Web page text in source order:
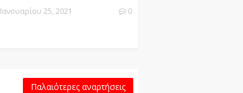
Ιανουαρίου 25, 2021 0
Παλαιότερες αναρτήσεις